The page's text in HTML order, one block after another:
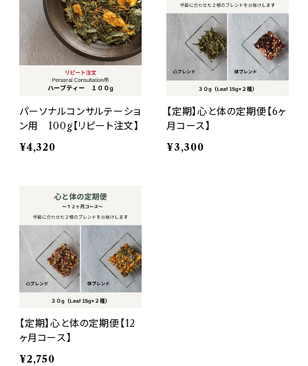
パーソナルコンサルテーショ
ン用 100g【リピート注文】
¥4,320
【定期】心と体の定期便【6ヶ
月コース】
¥3,300
【定期】心と体の定期便【12
ヶ月コース】
¥2,750